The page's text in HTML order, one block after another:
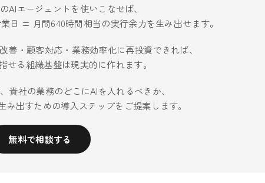
AIエージェントを使いこなせば、
日 = 月間640時間相当の実行余力を生み出せます。
善・顧客対応・業務効率化に再投資できれば、
せる組織基盤は現実的に作れます。
貴社の業務のどこにAIを入れるべきか、
み出すための導入ステップをご提案します。
無料で相談する